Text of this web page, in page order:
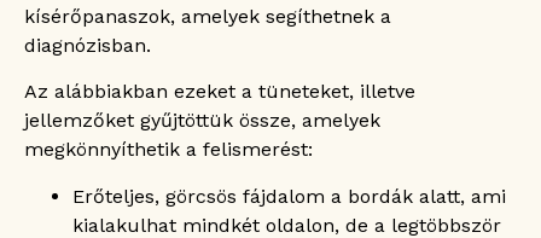
kísérőpanaszok, amelyek segíthetnek a
diagnózisban.
Az alábbiakban ezeket a tüneteket, illetve
jellemzőket gyűjtöttük össze, amelyek
megkönnyíthetik a felismerést:
Erőteljes, görcsös fájdalom a bordák alatt, ami
kialakulhat mindkét oldalon, de a legtöbbször